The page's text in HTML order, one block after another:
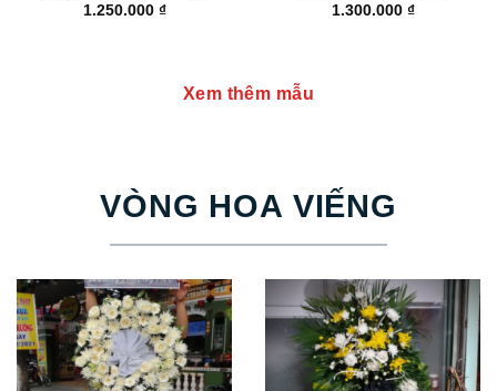
1.250.000 ₫
1.300.000 ₫
Xem thêm mẫu
VÒNG HOA VIẾNG